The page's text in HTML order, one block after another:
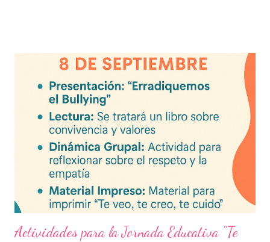
frecuentes Beneficios de utilizar estos exámenes trimestrales
Evaluaciones alineadas al programa oficial. Formato optimizado
para impresión o uso en plataformas educativas. Reactivos que
fortalecen la comprensión y el pensamiento crítico. Ideal para
formación docente y evaluación diagnóstica. Material
descargable PDF editable. Estos exámenes también pueden
integrarse en herramientas digitales pa...
Actividades para la Jornada Educativa "Te